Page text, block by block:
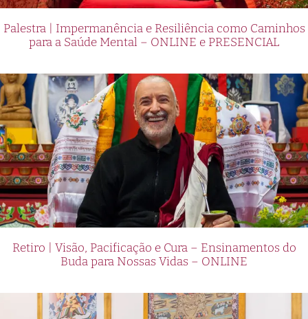
Palestra | Impermanência e Resiliência como Caminhos
para a Saúde Mental – ONLINE e PRESENCIAL
Retiro | Visão, Pacificação e Cura – Ensinamentos do
Buda para Nossas Vidas – ONLINE